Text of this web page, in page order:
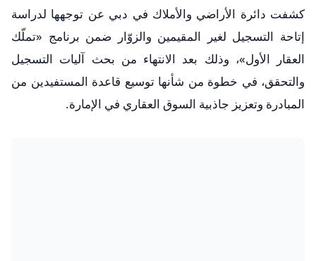
كشفت دائرة الأراضي والأملاك في دبي عن توجهها لدراسة
إتاحة التسجيل لغير المقيمين والزوّار ضمن برنامج «تملّك
العقار الأول»، وذلك بعد الانتهاء من بحث آليات التسجيل
والتحقق، في خطوة من شأنها توسيع قاعدة المستفيدين من
المبادرة وتعزيز جاذبية السوق العقاري في الإمارة.